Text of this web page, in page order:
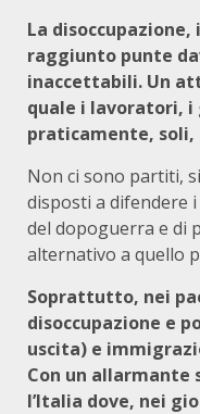
La
raggiunto punte
inaccettabili. Un
quale i lavoratori, i
praticamente,
Non ci sono partiti,
disposti a difendere
del dopoguerra e di
alternativo a quello
Soprattutto, nei
disoccupazione e
uscita) e
Con un allarmante
l’Italia dove, nei